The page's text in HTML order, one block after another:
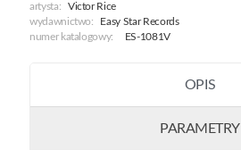
artysta:
Victor Rice
wydawnictwo:
Easy Star Records
numer katalogowy:
ES-1081V
OPIS
PARAMETRY